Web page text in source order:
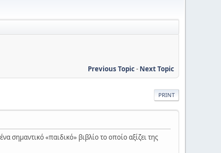
Previous Topic- Next Topic
PRINT
σημαντικό «παιδικό» βιβλίο το οποίο αξίζει της